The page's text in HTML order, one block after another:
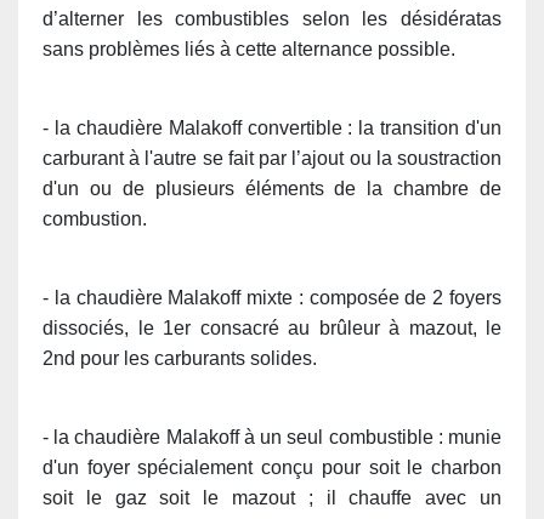
d’alterner les combustibles selon les désidératas
sans problèmes liés à cette alternance possible.
- la chaudière Malakoff convertible : la transition d'un
carburant à l'autre se fait par l’ajout ou la soustraction
d'un ou de plusieurs éléments de la chambre de
combustion.
- la chaudière Malakoff mixte : composée de 2 foyers
dissociés, le 1er consacré au brûleur à mazout, le
2nd pour les carburants solides.
- la chaudière Malakoff à un seul combustible : munie
d'un foyer spécialement conçu pour soit le charbon
soit le gaz soit le mazout ; il chauffe avec un